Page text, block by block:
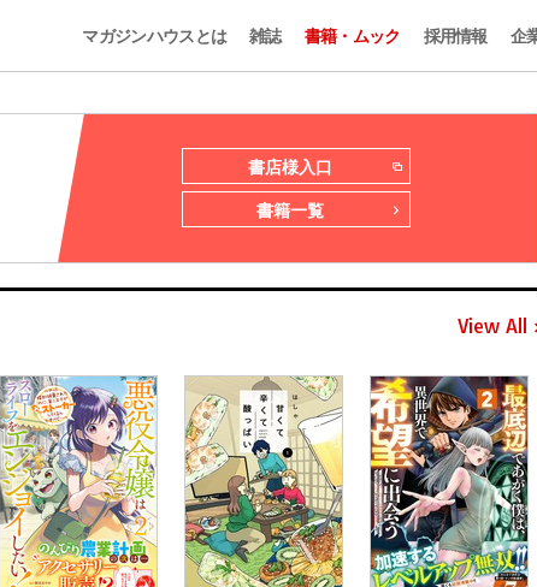
マガジンハウスとは 雑誌 書籍・ムック 採用情報 企
書店様入口
書籍一覧
View All